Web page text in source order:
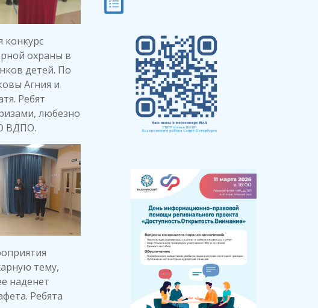
конкурс
охраны в
детей. По
Агния и
Ребят
любезно
ВДПО.
тему,
наденет
Ребята